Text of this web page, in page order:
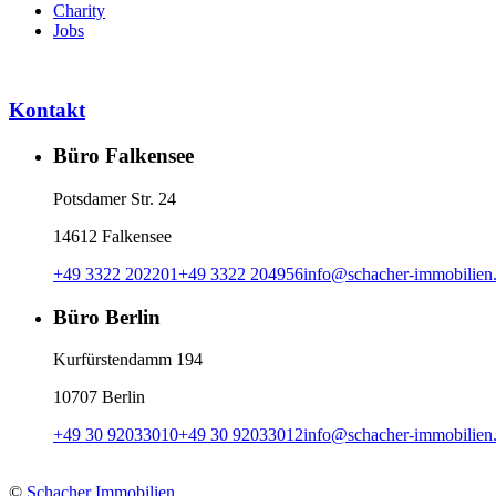
Charity
Jobs
Kontakt
Büro Falkensee
Potsdamer Str. 24
14612 Falkensee
+49 3322 202201+49 3322 204956info@schacher-
Büro Berlin
Kurfürstendamm 194
10707 Berlin
+49 30 92033010+49 30 92033012info@schacher-